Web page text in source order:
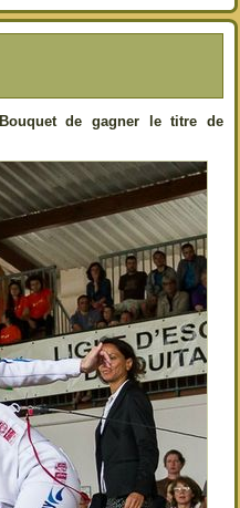
de gagner le titre de